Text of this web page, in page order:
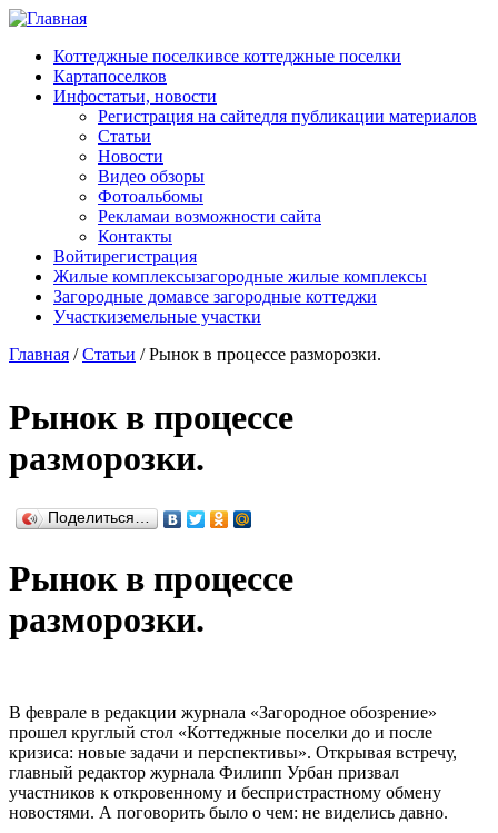
Перейти к основному содержанию
Коттеджные поселкивсе коттеджные поселки
Картапоселков
Инфостатьи, новости
Регистрация на сайтедля публикации материалов
Статьи
Новости
Видео обзоры
Фотоальбомы
Рекламаи возможности сайта
Контакты
Войтирегистрация
Жилые комплексызагородные жилые комплексы
Загородные домавсе загородные коттеджи
Участкиземельные участки
Главная / Статьи /Рынок в процессе разморозки.
Рынок в процессе
разморозки.
Поделиться…
Рынок в процессе
разморозки.
В феврале в редакции журнала «Загородное обозрение»
прошел круглый стол «Коттеджные поселки до и после
кризиса: новые задачи и перспективы». Открывая встречу,
главный редактор журнала Филипп Урбан призвал
участников к откровенному и беспристрастному обмену
новостями. А поговорить было о чем: не виделись давно.